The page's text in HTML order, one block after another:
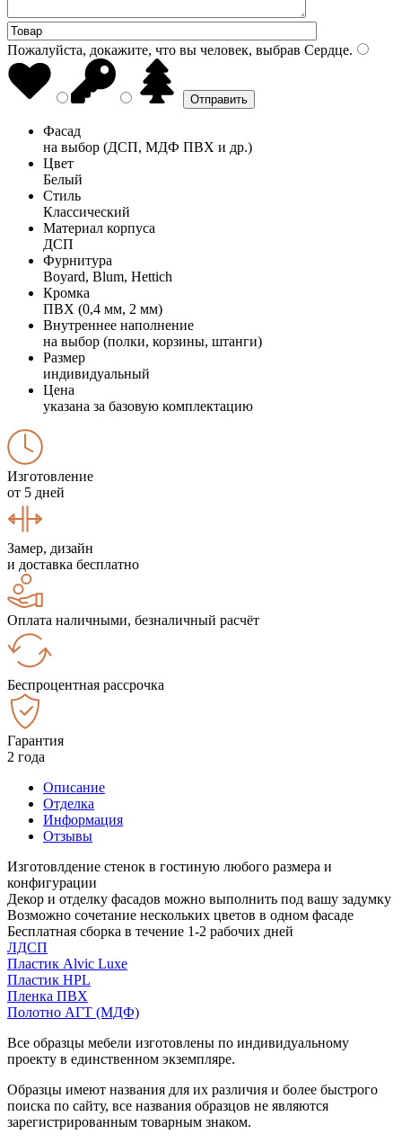
Пожалуйста, докажите, что вы человек, выбрав Сердце.
Фасад
на выбор (ДСП, МДФ ПВХ и др.)
Цвет
Белый
Стиль
Классический
Материал корпуса
ДСП
Фурнитура
Boyard, Blum, Hettich
Кромка
ПВХ (0,4 мм, 2 мм)
Внутреннее наполнение
на выбор (полки, корзины, штанги)
Размер
индивидуальный
Цена
указана за базовую комплектацию
Изготовление
от 5 дней
Замер, дизайн
и доставка бесплатно
Оплата наличными, безналичный расчёт
Беспроцентная рассрочка
Гарантия
2 года
Описание
Отделка
Информация
Отзывы
Изготовлдение стенок в гостиную любого размера и
конфигурации
Декор и отделку фасадов можно выполнить под вашу задумку
Возможно сочетание нескольких цветов в одном фасаде
Бесплатная сборка в течение 1-2 рабочих дней
ЛДСП
Пластик Alvic Luxe
Пластик HPL
Пленка ПВХ
Полотно АГТ (МДФ)
Все образцы мебели изготовлены по индивидуальному
проекту в единственном экземпляре.
Образцы имеют названия для их различия и более быстрого
поиска по сайту, все названия образцов не являются
зарегистрированным товарным знаком.